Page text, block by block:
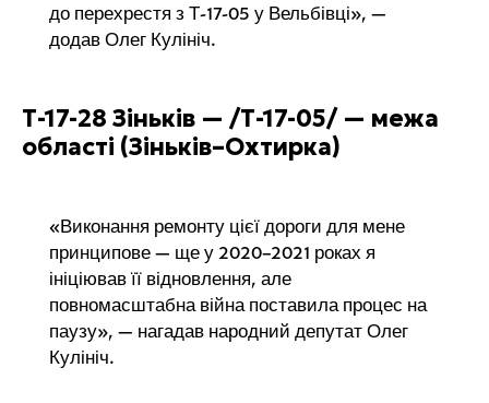
до перехрестя з Т-17-05 у Вельбівці», —
додав Олег Кулініч.
Т-17-28 Зіньків — /Т-17-05/ — межа
області (Зіньків–Охтирка)
«Виконання ремонту цієї дороги для мене
принципове — ще у 2020–2021 роках я
ініціював її відновлення, але
повномасштабна війна поставила процес на
паузу», — нагадав народний депутат Олег
Кулініч.